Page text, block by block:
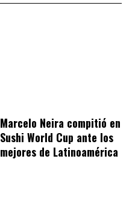
Marcelo Neira compitió en
Sushi World Cup ante los
mejores de Latinoamérica